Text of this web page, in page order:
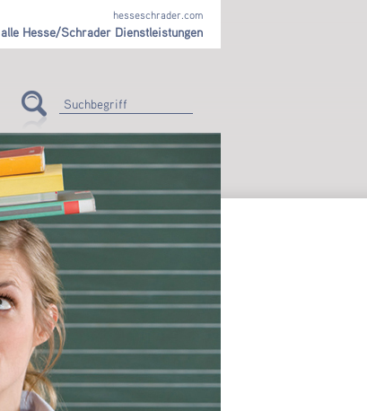
hesseschrader.com
alle Hesse/Schrader Dienstleistungen